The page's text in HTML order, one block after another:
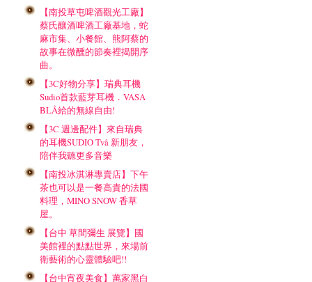
【南投草屯啤酒觀光工廠】
蔡氏釀酒啤酒工廠基地，蛇
麻市集、小餐館、熊阿蔡的
故事在微醺的節奏裡揭開序
曲。
【3C好物分享】瑞典耳機
Sudio首款藍芽耳機．VASA
BLÅ給的無線自由!
【3C 週邊配件】來自瑞典
的耳機SUDIO Två 新朋友，
陪伴我聽更多音樂
【南投冰淇淋專賣店】下午
茶也可以是一餐高貴的法國
料理，MINO SNOW 香草
屋。
【台中 草間彌生 展覽】國
美館裡的點點世界，來場前
衛藝術的心靈體驗吧!!
【台中宵夜美食】萬家黑白